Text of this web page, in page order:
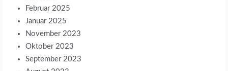
Februar 2025
Januar 2025
November 2023
Oktober 2023
September 2023